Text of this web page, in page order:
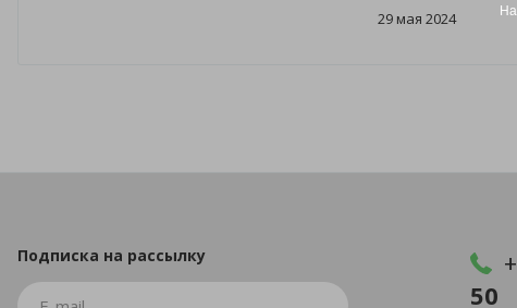
29 мая 2024
Подписка на рассылку
50